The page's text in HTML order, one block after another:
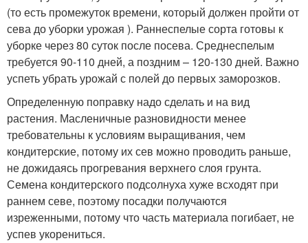
(то есть промежуток времени, который должен пройти от
сева до уборки урожая ). Раннеспелые сорта готовы к
уборке через 80 суток после посева. Среднеспелым
требуется 90-110 дней, а поздним – 120-130 дней. Важно
успеть убрать урожай с полей до первых заморозков.
Определенную поправку надо сделать и на вид
растения. Масленичные разновидности менее
требовательны к условиям выращивания, чем
кондитерские, потому их сев можно проводить раньше,
не дожидаясь прогревания верхнего слоя грунта.
Семена кондитерского подсолнуха хуже всходят при
раннем севе, поэтому посадки получаются
изреженными, потому что часть материала погибает, не
успев укорениться.